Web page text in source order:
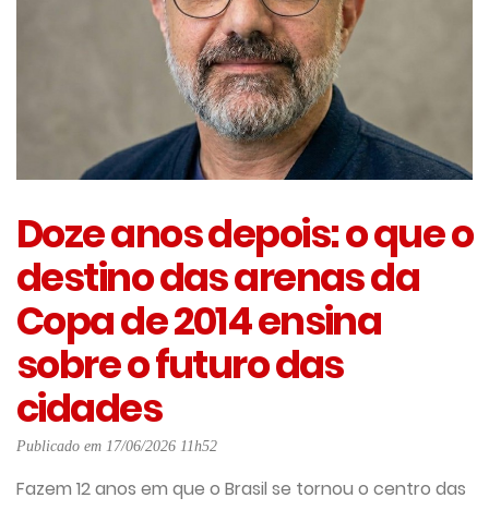
Doze anos depois: o que o
destino das arenas da
Copa de 2014 ensina
sobre o futuro das
cidades
Publicado em 17/06/2026 11h52
Fazem 12 anos em que o Brasil se tornou o centro das